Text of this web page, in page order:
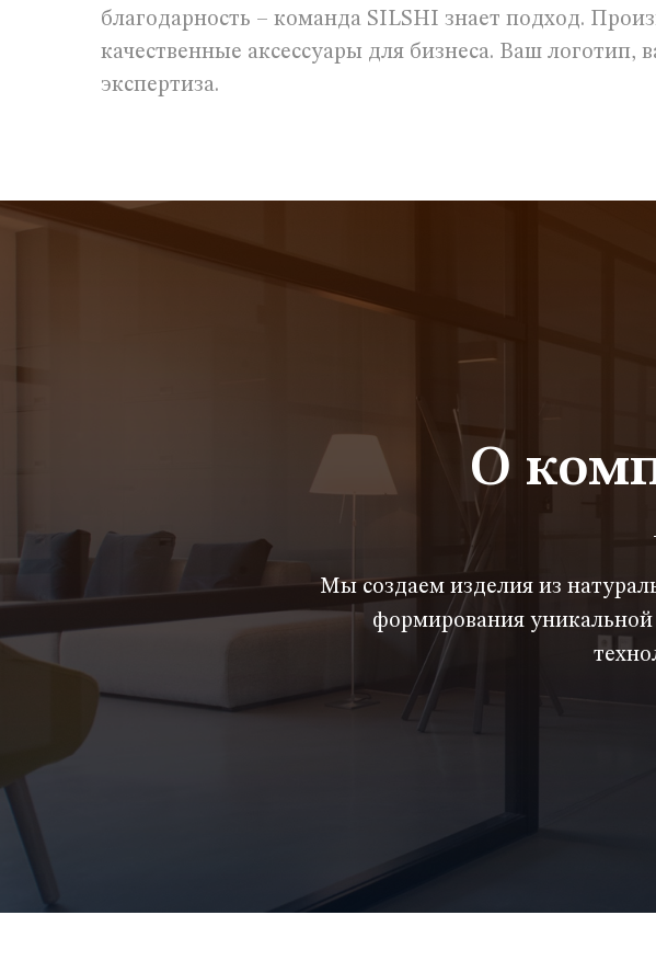
благодарность – команда SILSHI знает подход.
качественные аксессуары для бизнеса. Ваш логотип,
экспертиза.
О
Мы создаем изделия из
формирования